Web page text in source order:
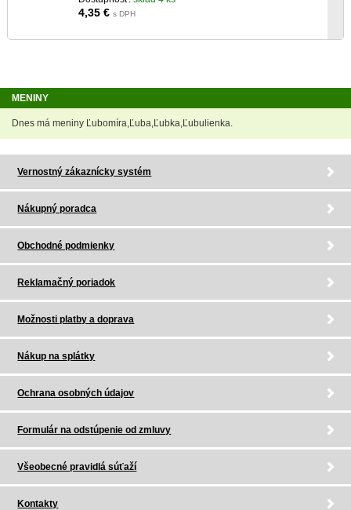
4,35 € s DPH
MENINY
Dnes má meniny Ľubomíra,Ľuba,Ľubka,Ľubulienka.
Vernostný zákaznícky systém
Nákupný poradca
Obchodné podmienky
Reklamačný poriadok
Možnosti platby a doprava
Nákup na splátky
Ochrana osobných údajov
Formulár na odstúpenie od zmluvy
Všeobecné pravidlá súťaží
Kontakty